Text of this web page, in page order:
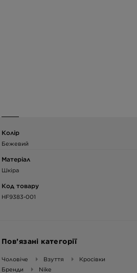
Колір
Бежевий
Матеріал
Шкіра
Код товару
HF9383-001
Пов’язані категорії
Чоловіче Взуття
Кросівки
Бренди
Nike